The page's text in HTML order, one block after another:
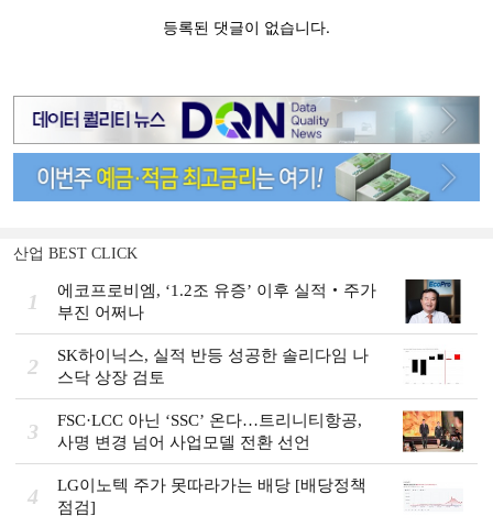
산업 BEST CLICK
1
에코프로비엠, ‘1.2조 유증’ 이후 실적‧주가
부진 어쩌나
2
SK하이닉스, 실적 반등 성공한 솔리다임 나
스닥 상장 검토
3
FSC·LCC 아닌 ‘SSC’ 온다…트리니티항공,
사명 변경 넘어 사업모델 전환 선언
4
LG이노텍 주가 못따라가는 배당 [배당정책
점검]